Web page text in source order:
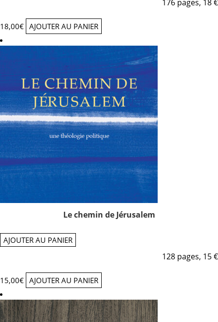
176 pages, 18 €
18,00€ AJOUTER AU PANIER
Le chemin de Jérusalem
AJOUTER AU PANIER
128 pages, 15 €
15,00€ AJOUTER AU PANIER